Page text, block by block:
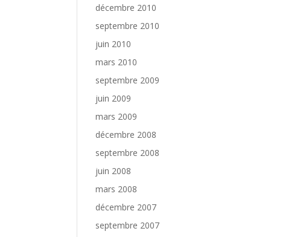
décembre 2010
septembre 2010
juin 2010
mars 2010
septembre 2009
juin 2009
mars 2009
décembre 2008
septembre 2008
juin 2008
mars 2008
décembre 2007
septembre 2007